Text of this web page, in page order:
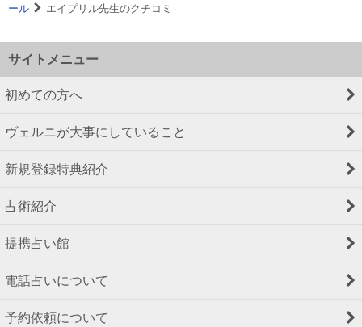
ール
エイプリル先生のクチコミ
サイトメニュー
初めての方へ
ヴェルニが大事にしていること
新規登録特典紹介
占術紹介
提携占い館
電話占いについて
予約依頼について